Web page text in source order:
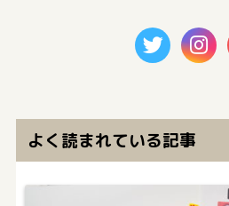
よく読まれている記事